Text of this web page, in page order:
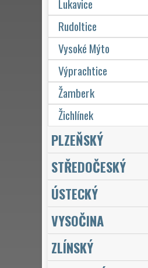
Lukavice
Rudoltice
Vysoké Mýto
Výprachtice
Žamberk
Žichlínek
PLZEŇSKÝ
STŘEDOČESKÝ
ÚSTECKÝ
VYSOČINA
ZLÍNSKÝ